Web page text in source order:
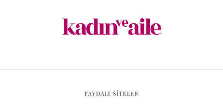
FAYDALI SİTELER